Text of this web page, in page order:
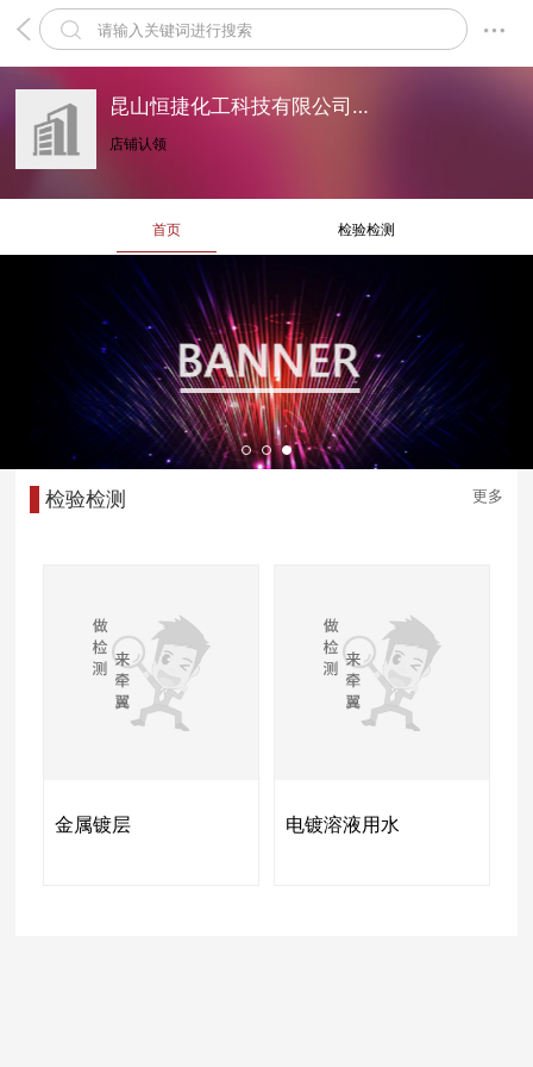
昆山恒捷化工科技有限公司检测中心
店铺认领
首页 检验检测
检验检测 更多
金属镀层 电镀溶液用水